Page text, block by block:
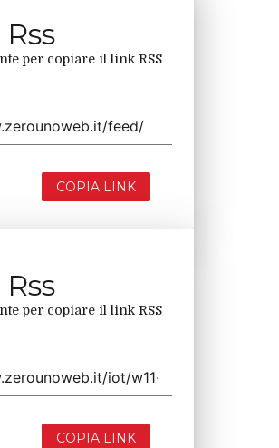
per copiare il link RSS
COPIA LINK
per copiare il link RSS
COPIA LINK